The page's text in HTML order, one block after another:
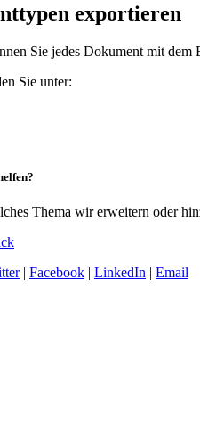
exportieren
Sie jedes Dokument mit dem
Sie unter:
Thema wir erweitern oder
| Facebook | LinkedIn | Email